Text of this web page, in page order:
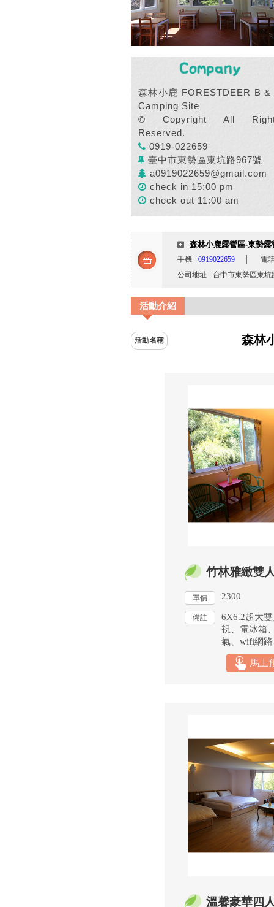
森林小鹿 FORESTDEER B &
Camping Site
© Copyright All
Reserved.
0919-022659
臺中市東勢區東坑路967號
a0919022659@gmail.com
check in 15:00 pm
check out 11:00 am
森林小鹿露營區-東勢
手機 0919022659
電
公司地址
台中市東勢區東坑
活動介紹
活動名稱 森林
竹林雅緻雙
單價 2300
備註
6X6.2超大
視、電冰箱
氣、wifi網
浦不銹鋼電
寢具、乾溼
馬上
溫馨豪華四